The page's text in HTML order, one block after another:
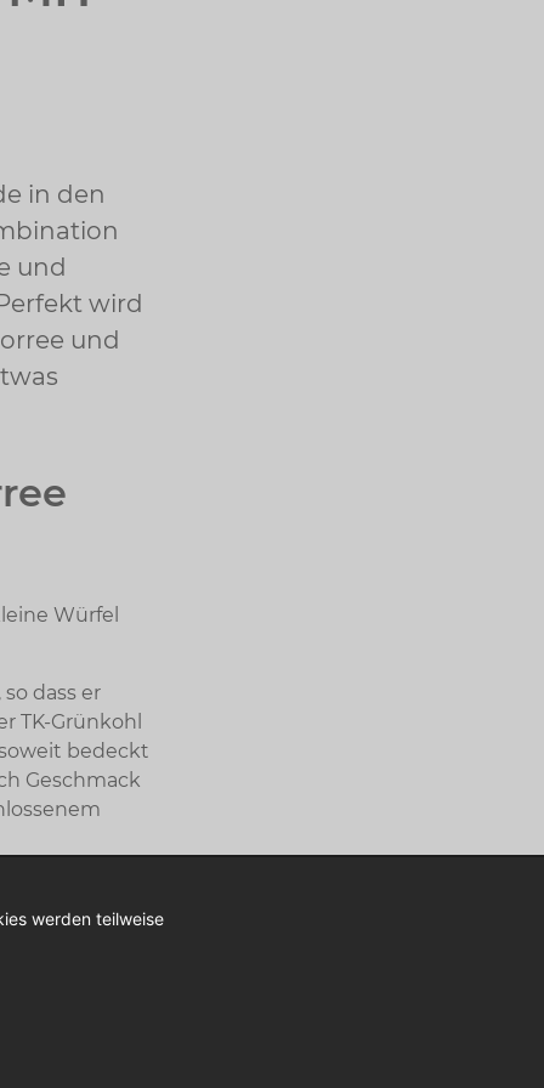
in den
und
wird
und
Würfel
dass er
TK-Grünkohl
bedeckt
Geschmack
werden teilweise